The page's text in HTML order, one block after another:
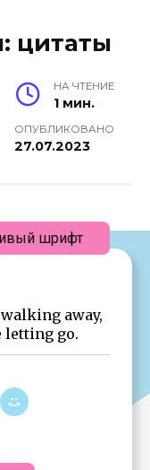
цитаты
НА ЧТЕНИЕ
1 мин.
ОПУБЛИКОВАНО
27.07.2023
away,
letting go.
шрифт